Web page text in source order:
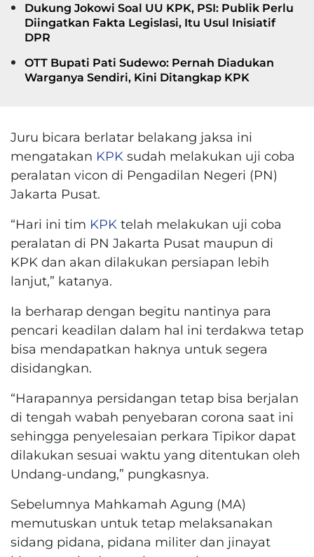
Dukung Jokowi Soal UU KPK, PSI: Publik Perlu
Diingatkan Fakta Legislasi, Itu Usul Inisiatif
DPR
OTT Bupati Pati Sudewo: Pernah Diadukan
Warganya Sendiri, Kini Ditangkap KPK
Juru bicara berlatar belakang jaksa ini
mengatakan KPK sudah melakukan uji coba
peralatan vicon di Pengadilan Negeri (PN)
Jakarta Pusat.
“Hari ini tim KPK telah melakukan uji coba
peralatan di PN Jakarta Pusat maupun di
KPK dan akan dilakukan persiapan lebih
lanjut,” katanya.
Ia berharap dengan begitu nantinya para
pencari keadilan dalam hal ini terdakwa tetap
bisa mendapatkan haknya untuk segera
disidangkan.
“Harapannya persidangan tetap bisa berjalan
di tengah wabah penyebaran corona saat ini
sehingga penyelesaian perkara Tipikor dapat
dilakukan sesuai waktu yang ditentukan oleh
Undang-undang,” pungkasnya.
Sebelumnya Mahkamah Agung (MA)
memutuskan untuk tetap melaksanakan
sidang pidana, pidana militer dan jinayat